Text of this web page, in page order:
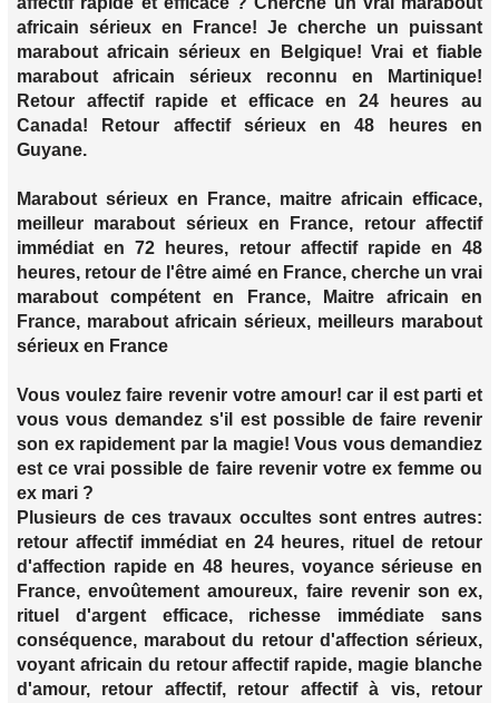
africain sérieux en France! Je cherche un puissant
marabout africain sérieux en Belgique! Vrai et fiable
marabout africain sérieux reconnu en Martinique!
Retour affectif rapide et efficace en 24 heures au
Canada! Retour affectif sérieux en 48 heures en
Guyane.
Marabout sérieux en France, maitre africain efficace,
meilleur marabout sérieux en France, retour affectif
immédiat en 72 heures, retour affectif rapide en 48
heures, retour de l'être aimé en France, cherche un vrai
marabout compétent en France, Maitre africain en
France, marabout africain sérieux, meilleurs marabout
sérieux en France
Vous voulez faire revenir votre amour! car il est parti et
vous vous demandez s'il est possible de faire revenir
son ex rapidement par la magie! Vous vous demandiez
est ce vrai possible de faire revenir votre ex femme ou
ex mari ?
Plusieurs de ces travaux occultes sont entres autres:
retour affectif immédiat en 24 heures, rituel de retour
d'affection rapide en 48 heures, voyance sérieuse en
France, envoûtement amoureux, faire revenir son ex,
rituel d'argent efficace, richesse immédiate sans
conséquence, marabout du retour d'affection sérieux,
voyant africain du retour affectif rapide, magie blanche
d'amour, retour affectif, retour affectif à vis, retour